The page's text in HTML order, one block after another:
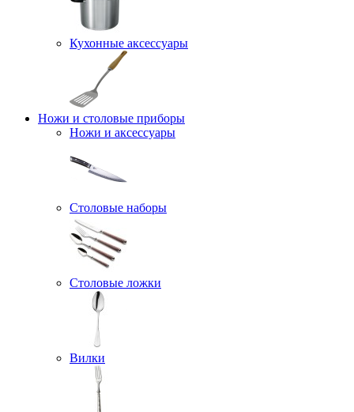
Кухонные аксессуары
Ножи и столовые приборы
Ножи и аксессуары
Столовые наборы
Столовые ложки
Вилки